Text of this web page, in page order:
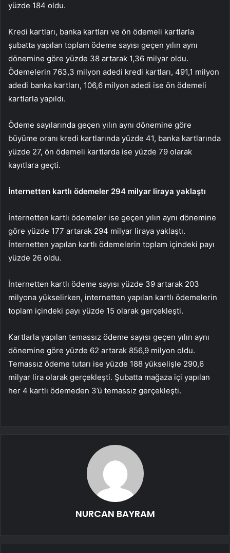
yüzde 184 oldu.
Kredi kartları, banka kartları ve ön ödemeli kartlarla
şubatta yapılan toplam ödeme sayısı geçen yılın aynı
dönemine göre yüzde 38 artarak 1,36 milyar oldu.
Ödemelerin 763,3 milyon adedi kredi kartları, 491,1 milyon
adedi banka kartları, 106,6 milyon adedi ise ön ödemeli
kartlarla yapıldı.
Ödeme sayılarında geçen yılın aynı dönemine göre
büyüme oranı kredi kartlarında yüzde 41, banka kartlarında
yüzde 27, ön ödemeli kartlarda ise yüzde 79 olarak
kayıtlara geçti.
İnternetten kartlı ödemeler 294 milyar liraya yaklaştı
İnternetten kartlı ödemeler ise geçen yılın aynı dönemine
göre yüzde 177 artarak 294 milyar liraya yaklaştı.
İnternetten yapılan kartlı ödemelerin toplam içindeki payı
yüzde 26 oldu.
İnternetten kartlı ödeme sayısı yüzde 39 artarak 203
milyona yükselirken, internetten yapılan kartlı ödemelerin
toplam içindeki payı yüzde 15 olarak gerçekleşti.
Kartlarla yapılan temassız ödeme sayısı geçen yılın aynı
dönemine göre yüzde 62 artarak 856,9 milyon oldu.
Temassız ödeme tutarı ise yüzde 188 yükselişle 290,6
milyar lira olarak gerçekleşti. Şubatta mağaza içi yapılan
her 4 kartlı ödemeden 3’ü temassız gerçekleşti.
NURCAN BAYRAM